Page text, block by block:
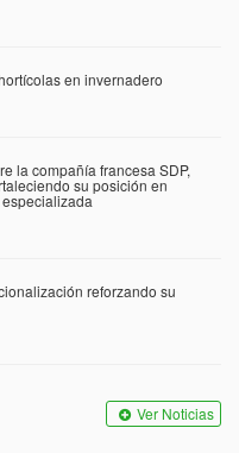
en invernadero
la compañía francesa SDP,
su posición en
reforzando su
Ver Noticias